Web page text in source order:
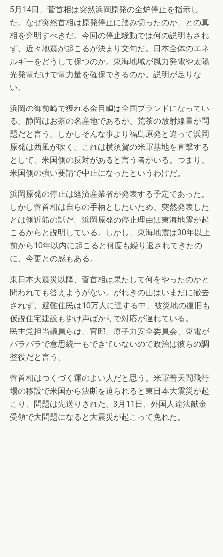
5月14日、菅首相は突然浜岡原発の全炉停止を指示し
た。なぜ突然首相は原発停止に踏み切ったのか、との真
相を究明すべきだ。今回の停止騒動では何の説明もされ
ず、近々地震が起こるが決まり文句だ。日本全体のエネ
ルギーをどうして保つのか。東海地域が風力発電や太陽
光発電だけで電力量を確保できるのか。説明が足りな
い。
浜岡の御前崎で獲れる金目鯛は全国ブランドになってい
る。静岡はお茶の名産地であるが、荒茶の放射線量が問
題だと言う。しかしそんな事より福島原発と違って浜岡
原発は西風が吹く。これは横須賀の米軍基地を直撃する
として、米国側の反対があると言う者がいる。つまり、
米国側の強い要請で中止になったというわけだ。
浜岡原発の停止は経済産業省が発表する予定であった。
しかし菅首相は自らの手柄としたいため、突然発表した
とは側近筋の話だ。浜岡原発の停止理由は東海地震が起
こるからと説明している。しかし、東海地震は30年以上
前から10年以内に起こると何度も繰り返されてきたの
に、今更との感もある。
東日本大震災以降、菅首相は果たして何をやったのかと
問われても答えようがない。がれきの山はいまだに撤去
されず、避難住民は10万人に達する中、被災地の復旧も
仮説住宅建設も掛け声ばかりで対応が遅れている。
民主党担当議員らは、官邸、原子力安全委員会、東電が
バラバラで意思統一もできていないので政治は彼らの調
整役だと言う。
菅首相はつくづく運のよい人だと思う。米軍普天間飛行
場の移設で米国から決断を迫られると東日本大震災が起
こり、問題は先送りされた。3月11日、外国人違法献金
受領で大問題になると大震災が起こって免れた。